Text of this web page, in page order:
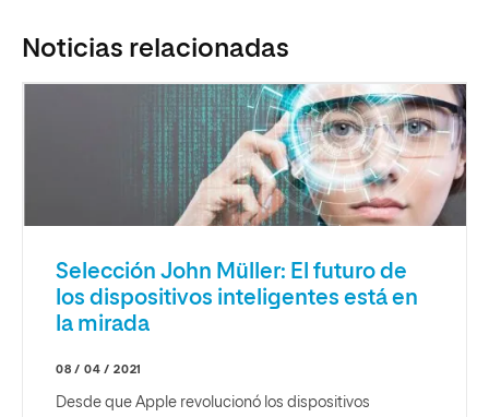
Noticias relacionadas
Selección John Müller: El futuro de
los dispositivos inteligentes está en
la mirada
08 / 04 / 2021
Desde que Apple revolucionó los dispositivos